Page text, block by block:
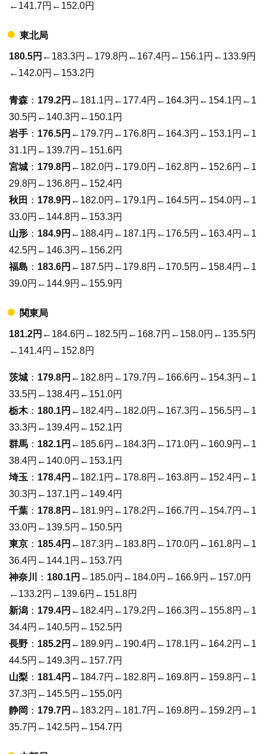
←141.7円←152.0円
東北局
180.5円 ←183.3円←179.8円←167.4円←156.1円←133.9円
←142.0円←153.2円
青森 ： 179.2円 ←181.1円←177.4円←164.3円←154.1円←1
30.5円←140.3円←150.1円
岩手 ： 176.5円 ←179.7円←176.8円←164.3円←153.1円←1
31.1円←139.7円←151.6円
宮城 ： 179.8円 ←182.0円←179.0円←162.8円←152.6円←1
29.8円←136.8円←152.4円
秋田 ： 178.9円 ←182.0円←179.1円←164.5円←154.0円←1
33.0円←144.8円←153.3円
山形 ： 184.9円 ←188.4円←187.1円←176.5円←163.4円←1
42.5円←146.3円←156.2円
福島 ： 183.6円 ←187.5円←179.8円←170.5円←158.4円←1
39.0円←144.9円←155.9円
関東局
181.2円 ←184.6円←182.5円←168.7円←158.0円←135.5円
←141.4円←152.8円
茨城 ： 179.8円 ←182.8円←179.7円←166.6円←154.3円←1
33.5円←138.4円←151.0円
栃木： 180.1円 ←182.4円←182.0円←167.3円←156.5円←1
33.3円←139.4円←152.1円
群馬 ： 182.1円 ←185.6円←184.3円←171.0円←160.9円←1
38.4円←140.0円←153.1円
埼玉 ： 178.4円 ←182.1円←178.8円←163.8円←152.4円←1
30.3円←137.1円←149.4円
千葉 ： 178.8円 ←181.9円←178.2円←166.7円←154.7円←1
33.0円←139.5円←150.5円
東京 ： 185.4円 ←187.3円←183.8円←170.0円←161.8円←1
36.4円←144.1円←153.7円
神奈川
： 180.1円 ←185.0円←184.0円←166.9円←157.0円
←133.2円←139.6円←151.8円
新潟 ： 179.4円 ←182.4円←179.2円←166.3円←155.8円←1
34.4円←140.5円←152.5円
長野 ： 185.2円 ←189.9円←190.4円←178.1円←164.2円←1
44.5円←149.3円←157.7円
山梨 ： 181.4円 ←184.7円←182.8円←169.8円←159.8円←1
37.3円←145.5円←155.0円
静岡 ： 179.7円 ←183.2円←181.7円←169.8円←159.2円←1
35.7円←142.5円←154.7円